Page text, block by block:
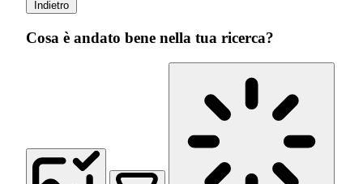
Indietro
Cosa è andato bene nella tua ricerca?